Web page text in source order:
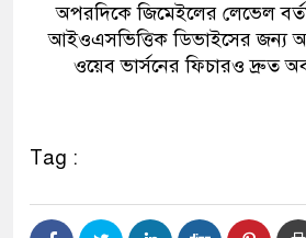
অপরদিকে জিমেইলের লেভেল
আইওএসভিত্তিক ডিভাইসের জন্য
ওয়েব ভার্সনের ফিচারও দ্রুত
Tag :